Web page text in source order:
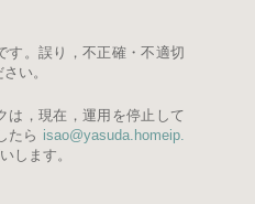
す。誤り，不正確・不適切
い。
は，現在，運用を停止して
たら isao@yasuda. homeip.
します。